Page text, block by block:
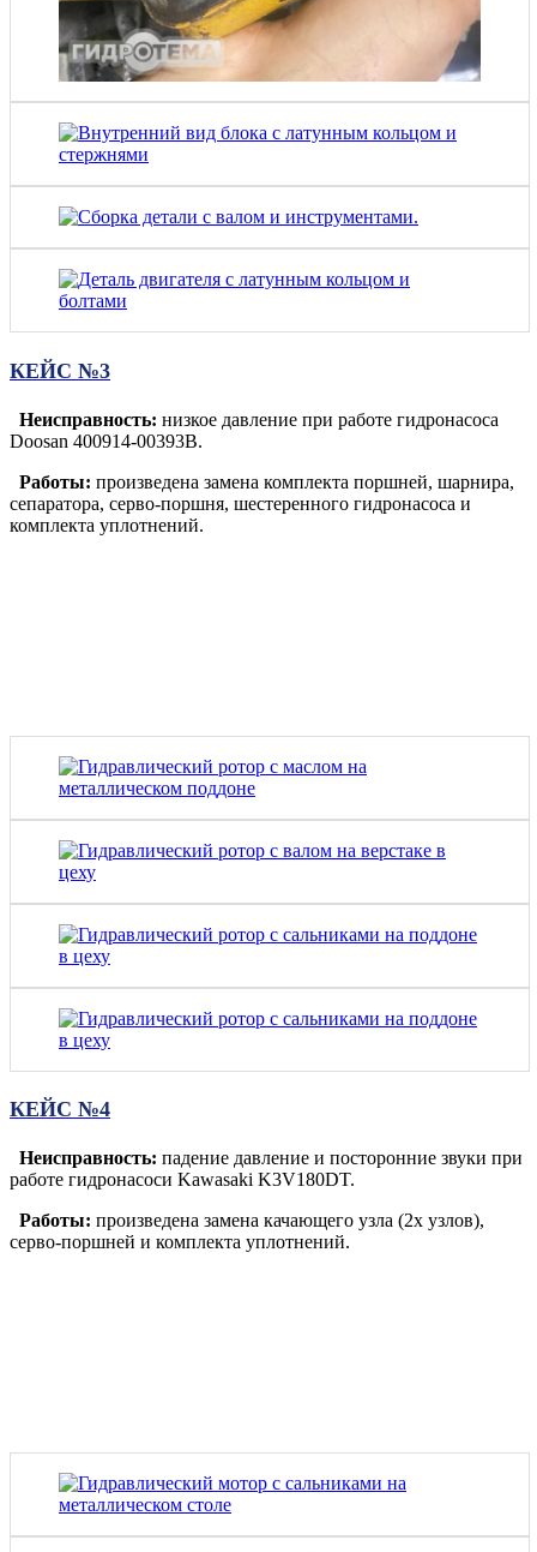
КЕЙС №3
Неисправность: низкое давление при работе гидронасоса
Doosan 400914-00393B.
Работы: произведена замена комплекта поршней, шарнира,
сепаратора, серво-поршня, шестеренного гидронасоса и
комплекта уплотнений.
КЕЙС №4
Неисправность: падение давление и посторонние звуки при
работе гидронасоси Kawasaki K3V180DT.
Работы: произведена замена качающего узла (2х узлов),
серво-поршней и комплекта уплотнений.